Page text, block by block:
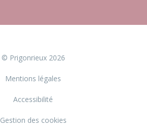
© Prigonrieux 2026
Mentions légales
Accessibilité
Gestion des cookies